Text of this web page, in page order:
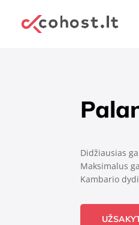
Didžiausias
Maksimalus
Kambario